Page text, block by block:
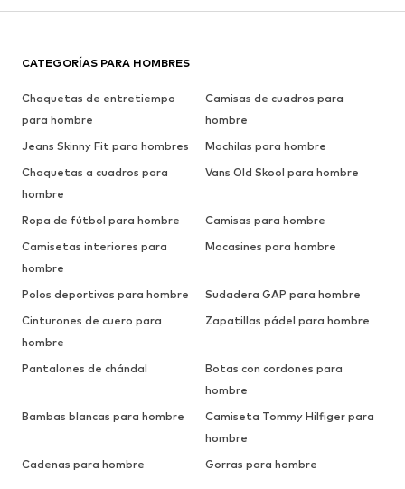
CATEGORÍAS PARA HOMBRES
Chaquetas de entretiempo
para hombre
Camisas de cuadros para
hombre
Jeans Skinny Fit para hombres
Mochilas para hombre
Chaquetas a cuadros para
hombre
Vans Old Skool para hombre
Ropa de fútbol para hombre
Camisas para hombre
Camisetas interiores para
hombre
Mocasines para hombre
Polos deportivos para hombre
Sudadera GAP para hombre
Cinturones de cuero para
hombre
Zapatillas pádel para hombre
Pantalones de chándal
Botas con cordones para
hombre
Bambas blancas para hombre
Camiseta Tommy Hilfiger para
hombre
Cadenas para hombre
Gorras para hombre